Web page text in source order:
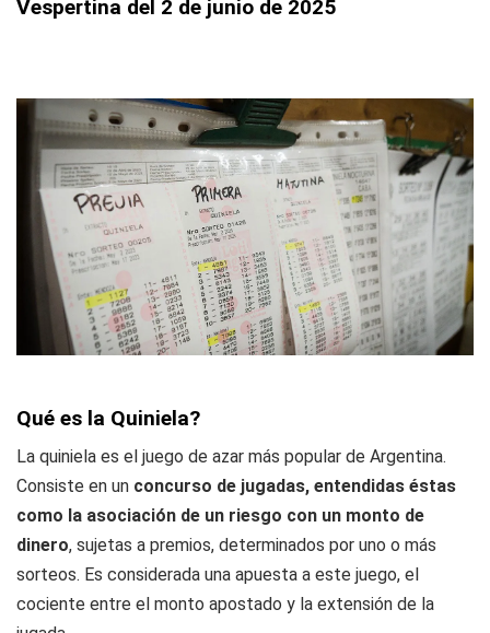
Vespertina del 2 de junio de 2025
Qué es la Quiniela?
La quiniela es el juego de azar más popular de Argentina.
Consiste en un concurso de jugadas, entendidas éstas
como la asociación de un riesgo con un monto de
dinero, sujetas a premios, determinados por uno o más
sorteos. Es considerada una apuesta a este juego, el
cociente entre el monto apostado y la extensión de la